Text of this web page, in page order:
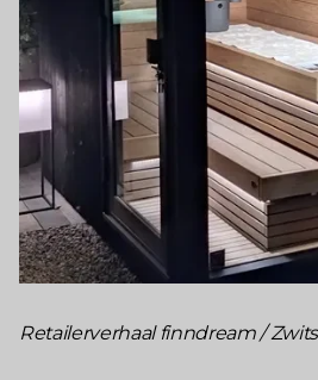
Retailerverhaal finndream /